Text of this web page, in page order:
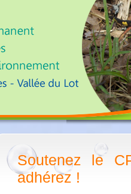
Soutenez le
adhérez !